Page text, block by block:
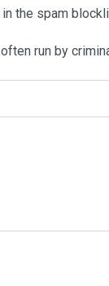
the spam
run by